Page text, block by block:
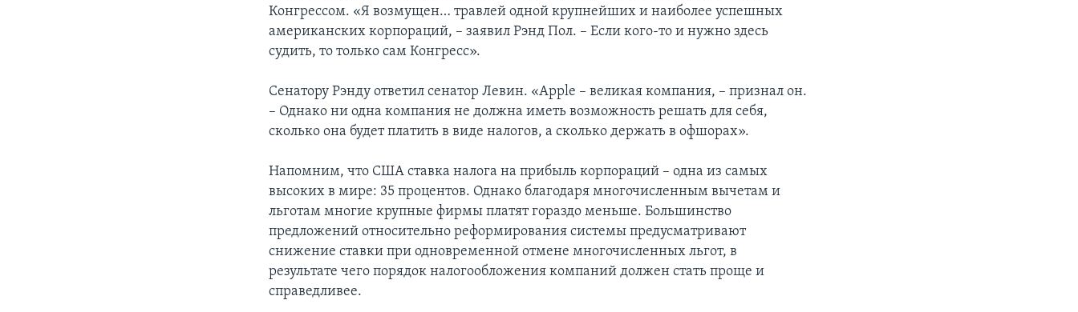
Конгрессом. «Я возмущен… травлей одной крупнейших и наиболее успешных
американских корпораций, – заявил Рэнд Пол. – Если кого-то и нужно здесь
судить, то только сам Конгресс».
Сенатору Рэнду ответил сенатор Левин. «Apple – великая компания, – признал он.
– Однако ни одна компания не должна иметь возможность решать для себя,
сколько она будет платить в виде налогов, а сколько держать в офшорах».
Напомним, что США ставка налога на прибыль корпораций – одна из самых
высоких в мире: 35 процентов. Однако благодаря многочисленным вычетам и
льготам многие крупные фирмы платят гораздо меньше. Большинство
предложений относительно реформирования системы предусматривают
снижение ставки при одновременной отмене многочисленных льгот, в
результате чего порядок налогообложения компаний должен стать проще и
справедливее.